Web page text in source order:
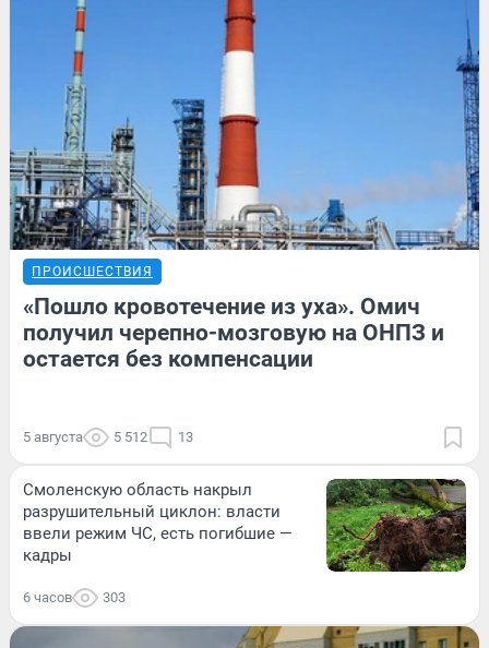
ПРОИСШЕСТВИЯ
«Пошло кровотечение из уха». Омич
получил черепно-мозговую на ОНПЗ и
остается без компенсации
5 августа 5 512 13
Смоленскую область накрыл
разрушительный циклон: власти
ввели режим ЧС, есть погибшие —
кадры
6 часов 303